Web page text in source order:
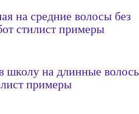
на средние волосы без
стилист примеры
школу на длинные
примеры